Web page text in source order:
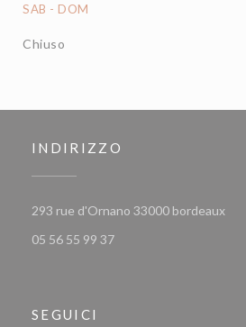
SAB - DOM
Chiuso
INDIRIZZO
293 rue d'Ornano 33000 bordeaux
05 56 55 99 37
SEGUICI